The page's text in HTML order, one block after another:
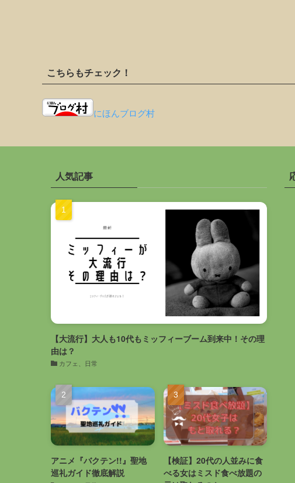
こちらもチェック！
にほんブログ村
人気記事
【大流行】大人も10代もミッフィーブーム到来中！その理
由は？
カフェ、日常
アニメ『バクテン!!』聖地
巡礼ガイド徹底解説
【検証】20代の人並みに食
べる女はミスド食べ放題の